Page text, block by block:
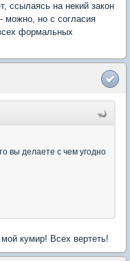
ссылаясь на некий закон
можно, но с согласия
формальных
вы делаете с чем угодно
кумир! Всех вертеть!